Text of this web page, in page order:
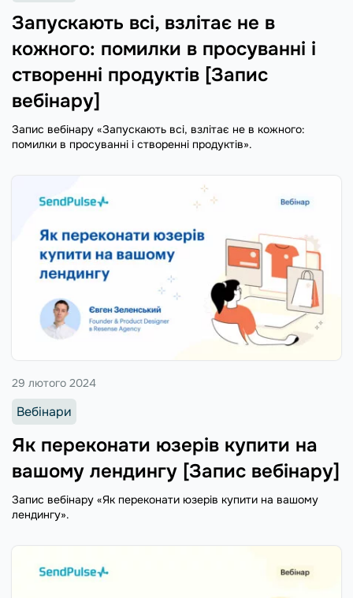
Запускають всі, взлітає не в
кожного: помилки в просуванні і
створенні продуктів [Запис
вебінару]
Запис вебінару «Запускають всі, взлітає не в кожного:
помилки в просуванні і створенні продуктів».
Як переконати юзерів купити на
вашому лендингу [Запис вебінару]
29 лютого 2024
Вебінари
Запис вебінару «Як переконати юзерів купити на вашому
лендингу».